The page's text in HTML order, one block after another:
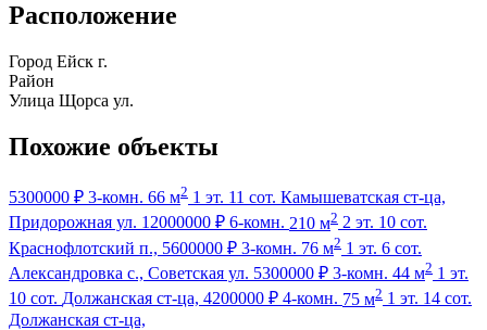
Расположение
Город Ейск г.
Район
Улица Щорса ул.
Похожие объекты
5300000 ₽ 3-комн. 66 м2 1 эт. 11 сот. Камышеватская ст-ца,
Придорожная ул. 12000000 ₽ 6-комн. 210 м2 2 эт. 10 сот.
Краснофлотский п., 5600000 ₽ 3-комн. 76 м2 1 эт. 6 сот.
Александровка с., Советская ул. 5300000 ₽ 3-комн. 44 м2 1 эт.
10 сот. Должанская ст-ца, 4200000 ₽ 4-комн. 75 м2 1 эт. 14 сот.
Должанская ст-ца,